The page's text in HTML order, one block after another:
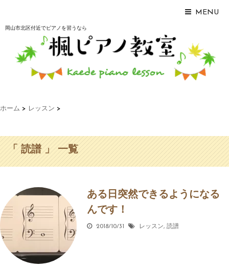
MENU
岡山市北区付近でピアノを習うなら
ホーム > レッスン >
「 読譜 」 一覧
ある日突然できるようになる
んです！
2018/10/31 レッスン, 読譜